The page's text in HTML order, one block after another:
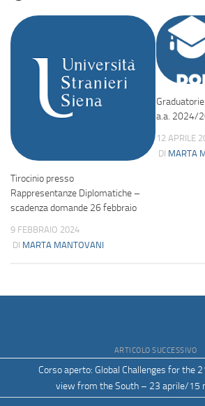
Tirocinio presso
Rappresentanze Diplomatiche –
scadenza domande 26 febbraio
9 FEBBRAIO 2024
DI MARTA MANTOVANI
a.a. 2024/
12 APRILE
DI MARTA
ARTICOLO SUCCESSIVO
Corso aperto: Global Challenges for the
view from the South – 23 aprile/15